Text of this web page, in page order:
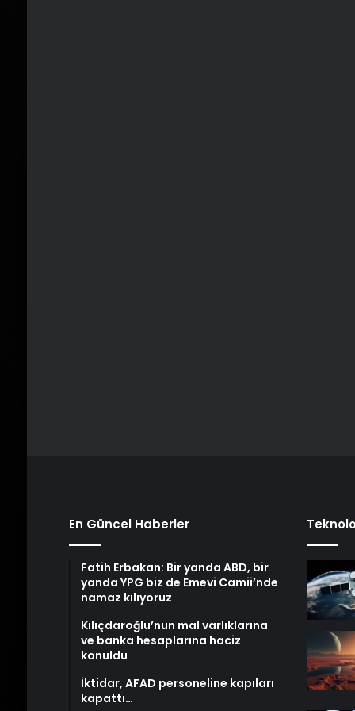
En Güncel Haberler
Fatih Erbakan: Bir yanda ABD, bir
yanda YPG biz de Emevi Camii’nde
namaz kılıyoruz
Kılıçdaroğlu’nun mal varlıklarına
ve banka hesaplarına haciz
konuldu
İktidar, AFAD personeline kapıları
kapattı…